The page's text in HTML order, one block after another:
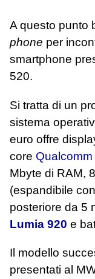
A questo punto
phone per
smartphone
520.
Si tratta di un
sistema
euro offre
core
Mbyte di RAM,
(espandibile
posteriore da 5
Lumia 920 e
Il modello
presentati al